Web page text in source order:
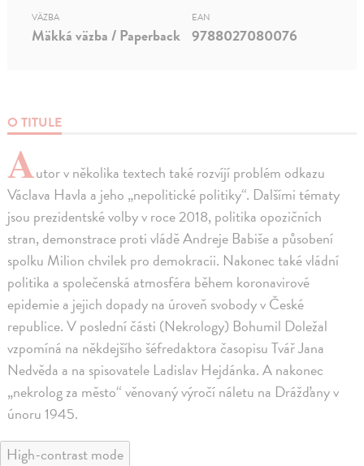
O TITULE
Autor v několika textech také rozvíjí problém odkazu
Václava Havla a jeho „nepolitické politiky“. Dalšími tématy
jsou prezidentské volby v roce 2018, politika opozičních
stran, demonstrace proti vládě Andreje Babiše a působení
spolku Milion chvilek pro demokracii. Nakonec také vládní
politika a společenská atmosféra během koronavirové
epidemie a jejich dopady na úroveň svobody v České
republice. V poslední části (Nekrology) Bohumil Doležal
vzpomíná na někdejšího šéfredaktora časopisu Tvář Jana
Nedvěda a na spisovatele Ladislav Hejdánka. A nakonec
„nekrolog za město“ věnovaný výročí náletu na Drážďany v
únoru 1945.
VÄZBA
Mäkká väzba / Paperback
EAN
9788027080076
High-contrast mode